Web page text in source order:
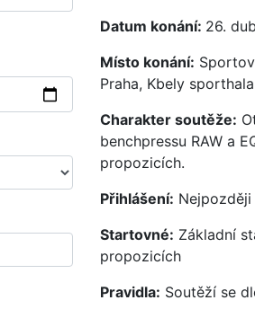
Datum konání: 26.
Místo konání:
Praha, Kbely
Charakter soutěže:
benchpressu RAW a
propozicích.
Přihlášení:
Startovné: Základní
propozicích
Pravidla: Soutěží se